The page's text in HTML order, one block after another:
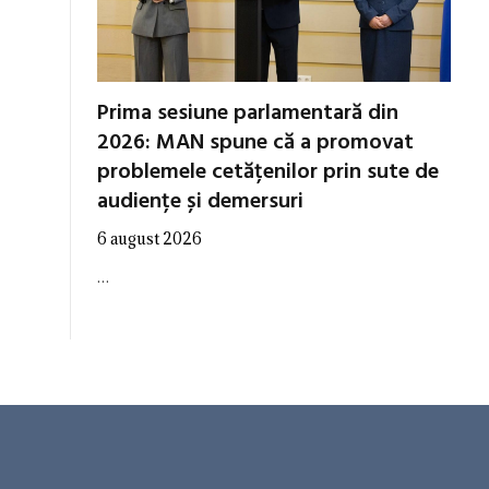
Prima sesiune parlamentară din
2026: MAN spune că a promovat
problemele cetățenilor prin sute de
audiențe și demersuri
6 august 2026
…